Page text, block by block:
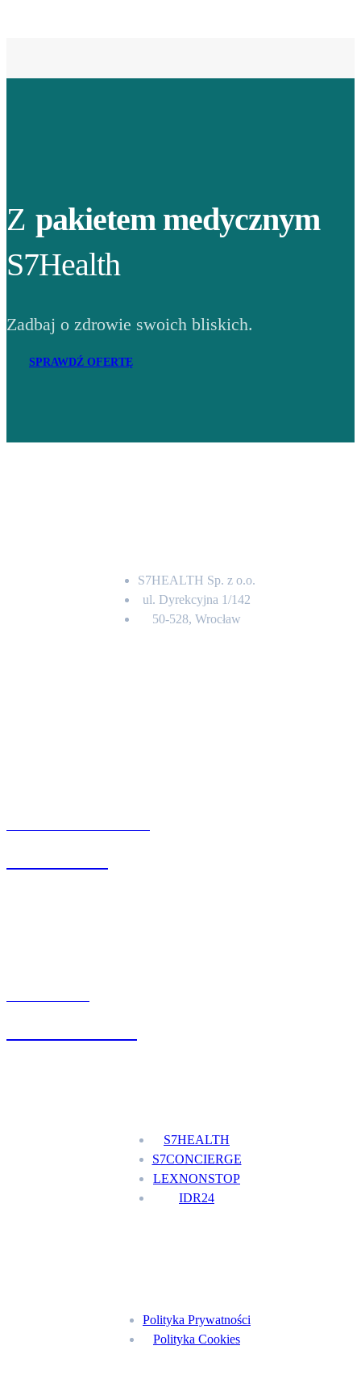
Z pakietem medycznym
S7Health
Zadbaj o zdrowie swoich bliskich.
SPRAWDŹ OFERTĘ
S7HEALTH Sp. z o.o.
ul. Dyrekcyjna 1/142
50-528, Wrocław
S7HEALTH
S7CONCIERGE
LEXNONSTOP
IDR24
Polityka Prywatności
Polityka Cookies